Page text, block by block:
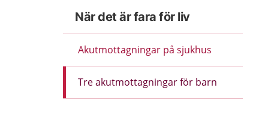
När det är fara för liv
Akutmottagningar på sjukhus
Tre akutmottagningar för barn